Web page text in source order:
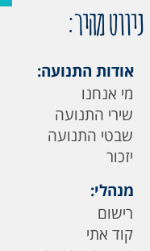
ניווט מהיר:
אודות התנועה:
מי אנחנו
שירי התנועה
שבטי התנועה
יזכור
מנהלי:
רישום
קוד אתי